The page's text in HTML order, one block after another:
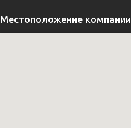
Местоположение компании